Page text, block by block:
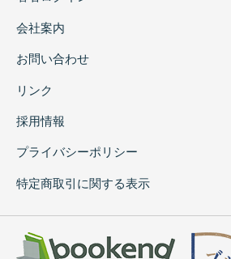
会社案内
お問い合わせ
リンク
採用情報
プライバシーポリシー
特定商取引に関する表示